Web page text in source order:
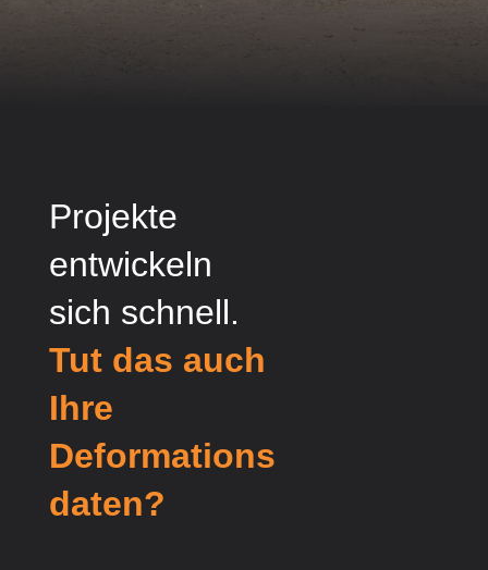
Projekte
entwickeln
sich schnell.
Tut das auch
Ihre
Deformations
daten?